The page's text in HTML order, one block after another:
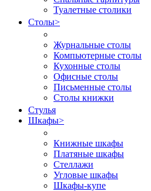
Туалетные столики
Столы>
Журнальные столы
Компьютерные столы
Кухонные столы
Офисные столы
Письменные столы
Столы книжки
Стулья
Шкафы>
Книжные шкафы
Платяные шкафы
Стеллажи
Угловые шкафы
Шкафы-купе